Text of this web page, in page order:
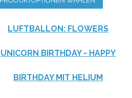
LUFTBALLON: FLOWERS
UNICORN BIRTHDAY - HAPPY
BIRTHDAY MIT HELIUM